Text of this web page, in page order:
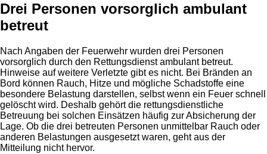
Drei Personen vorsorglich ambulant
betreut
Nach Angaben der Feuerwehr wurden drei Personen
vorsorglich durch den Rettungsdienst ambulant betreut.
Hinweise auf weitere Verletzte gibt es nicht. Bei Bränden an
Bord können Rauch, Hitze und mögliche Schadstoffe eine
besondere Belastung darstellen, selbst wenn ein Feuer schnell
gelöscht wird. Deshalb gehört die rettungsdienstliche
Betreuung bei solchen Einsätzen häufig zur Absicherung der
Lage. Ob die drei betreuten Personen unmittelbar Rauch oder
anderen Belastungen ausgesetzt waren, geht aus der
Mitteilung nicht hervor.